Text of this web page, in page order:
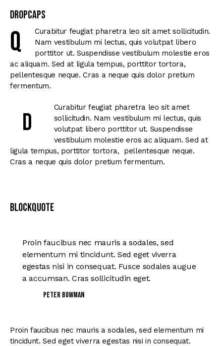
Dropcaps
Q
Curabitur feugiat pharetra leo sit amet sollicitudin.
Nam vestibulum mi lectus, quis volutpat libero
porttitor ut. Suspendisse vestibulum molestie eros
ac aliquam. Sed at ligula tempus, porttitor tortora,
pellentesque neque. Cras a neque quis dolor pretium
fermentum.
D
Curabitur feugiat pharetra leo sit amet
sollicitudin. Nam vestibulum mi lectus, quis
volutpat libero porttitor ut. Suspendisse
vestibulum molestie eros ac aliquam. Sed at
ligula tempus, porttitor tortora, pellentesque neque.
Cras a neque quis dolor pretium fermentum.
Blockquote
Proin faucibus nec mauris a sodales, sed
elementum mi tincidunt. Sed eget viverra
egestas nisi in consequat. Fusce sodales augue
a accumsan. Cras sollicitudin eget.
Peter Bowman
Proin faucibus nec mauris a sodales, sed elementum mi
tincidunt. Sed eget viverra egestas nisi in consequat.